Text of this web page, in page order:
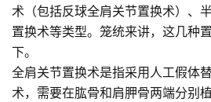
术（包括反球全肩关节置换术）、
置换术等类型。笼统来讲，这几种
下。
全肩关节置换术是指采用人工假体
术，需要在肱骨和肩胛骨两端分别